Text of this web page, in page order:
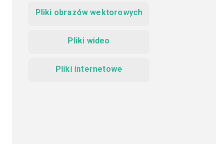
Pliki obrazów wektorowych
Pliki wideo
Pliki internetowe